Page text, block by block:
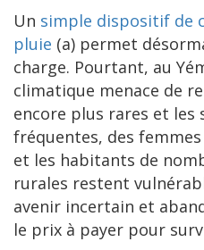
Un simple dispositif de
pluie (a) permet
charge. Pourtant, au
climatique menace de
encore plus rares et les
fréquentes, des femmes
et les habitants de
rurales restent
avenir incertain et
le prix à payer pour